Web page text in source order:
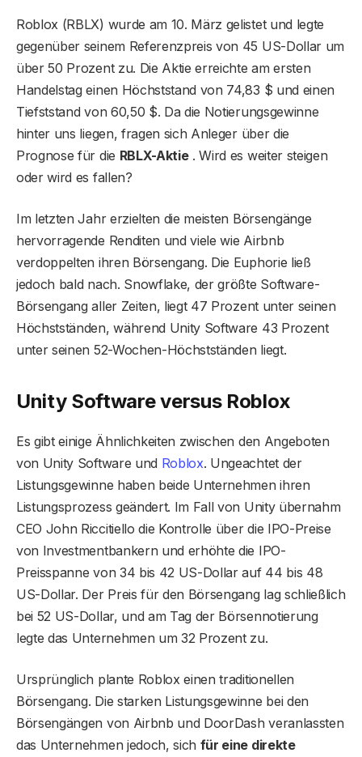
Roblox (RBLX) wurde am 10. März gelistet und legte
gegenüber seinem Referenzpreis von 45 US-Dollar um
über 50 Prozent zu. Die Aktie erreichte am ersten
Handelstag einen Höchststand von 74,83 $ und einen
Tiefststand von 60,50 $. Da die Notierungsgewinne
hinter uns liegen, fragen sich Anleger über die
Prognose für die RBLX-Aktie. Wird es weiter steigen
oder wird es fallen?
Im letzten Jahr erzielten die meisten Börsengänge
hervorragende Renditen und viele wie Airbnb
verdoppelten ihren Börsengang. Die Euphorie ließ
jedoch bald nach. Snowflake, der größte Software-
Börsengang aller Zeiten, liegt 47 Prozent unter seinen
Höchstständen, während Unity Software 43 Prozent
unter seinen 52-Wochen-Höchstständen liegt.
Unity Software versus Roblox
Es gibt einige Ähnlichkeiten zwischen den Angeboten
von Unity Software und Roblox. Ungeachtet der
Listungsgewinne haben beide Unternehmen ihren
Listungsprozess geändert. Im Fall von Unity übernahm
CEO John Riccitiello die Kontrolle über die IPO-Preise
von Investmentbankern und erhöhte die IPO-
Preisspanne von 34 bis 42 US-Dollar auf 44 bis 48
US-Dollar. Der Preis für den Börsengang lag schließlich
bei 52 US-Dollar, und am Tag der Börsennotierung
legte das Unternehmen um 32 Prozent zu.
Ursprünglich plante Roblox einen traditionellen
Börsengang. Die starken Listungsgewinne bei den
Börsengängen von Airbnb und DoorDash veranlassten
das Unternehmen jedoch, sich für eine direkte